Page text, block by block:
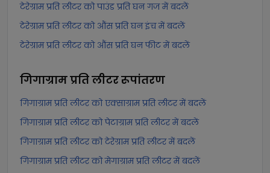
टेरेग्राम प्रति लीटर को पाउंड प्रति घन गज में बदलें
टेरेग्राम प्रति लीटर को औंस प्रति घन इंच में बदलें
टेरेग्राम प्रति लीटर को औंस प्रति घन फीट में बदलें
गिगाग्राम प्रति लीटररूपांतरण
गिगाग्राम प्रति लीटर को एक्साग्राम प्रति लीटर में बदलें
गिगाग्राम प्रति लीटर को पेटाग्राम प्रति लीटर में बदलें
गिगाग्राम प्रति लीटर को टेरेग्राम प्रति लीटर में बदलें
गिगाग्राम प्रति लीटर को मेगाग्राम प्रति लीटर में बदलें